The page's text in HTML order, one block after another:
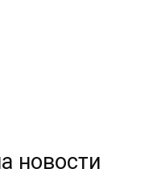
новости